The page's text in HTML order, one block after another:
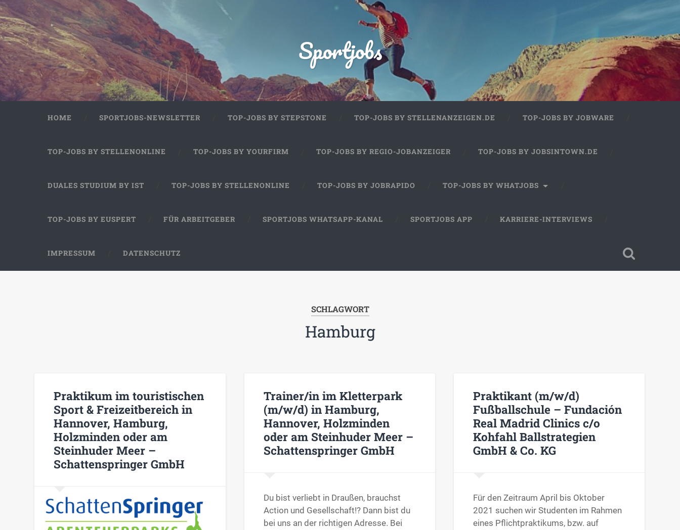
Sportjobs
HOME SPORTJOBS-NEWSLETTER TOP-JOBS BY STEPSTONE TOP-JOBS BY STELLENANZEIGEN.DE TOP-JOBS BY JOBWARE
TOP-JOBS BY STELLENONLINE TOP-JOBS BY YOURFIRM TOP-JOBS BY REGIO-JOBANZEIGER TOP-JOBS BY JOBSINTOWN.DE
DUALES STUDIUM BY IST TOP-JOBS BY STELLENONLINE TOP-JOBS BY JOBRAPIDO TOP-JOBS BY WHATJOBS
TOP-JOBS BY EUSPERT FÜR ARBEITGEBER SPORTJOBS WHATSAPP-KANAL SPORTJOBS APP KARRIERE-INTERVIEWS
IMPRESSUM DATENSCHUTZ
SCHLAGWORT
Hamburg
Praktikum im touristischen
Sport & Freizeitbereich in
Hannover, Hamburg,
Holzminden oder am
Steinhuder Meer –
Schattenspringer GmbH
Trainer/in im Kletterpark
(m/w/d) in Hamburg,
Hannover, Holzminden
oder am Steinhuder Meer –
Schattenspringer GmbH
Du bist verliebt in Draußen, brauchst
Action und Gesellschaft!? Dann bist du
bei uns an der richtigen Adresse. Bei
Praktikant (m/w/d)
Fußballschule – Fundación
Real Madrid Clinics c/o
Kohfahl Ballstrategien
GmbH & Co. KG
Für den Zeitraum April bis Oktober
2021 suchen wir Studenten im Rahmen
eines Pflichtpraktikums, bzw. auf